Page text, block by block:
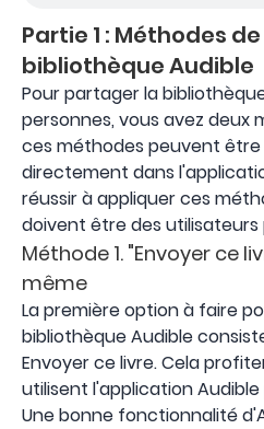
Partie 1 : Méthodes
bibliothèque Audible
Pour partager la
personnes, vous avez deux
ces méthodes peuvent
directement dans
réussir à appliquer ces
doivent être des utilisateurs
Méthode 1. "Envoyer ce
même
La première option à faire
bibliothèque Audible
Envoyer ce livre. Cela
utilisent l'application
Une bonne fonctionnalité